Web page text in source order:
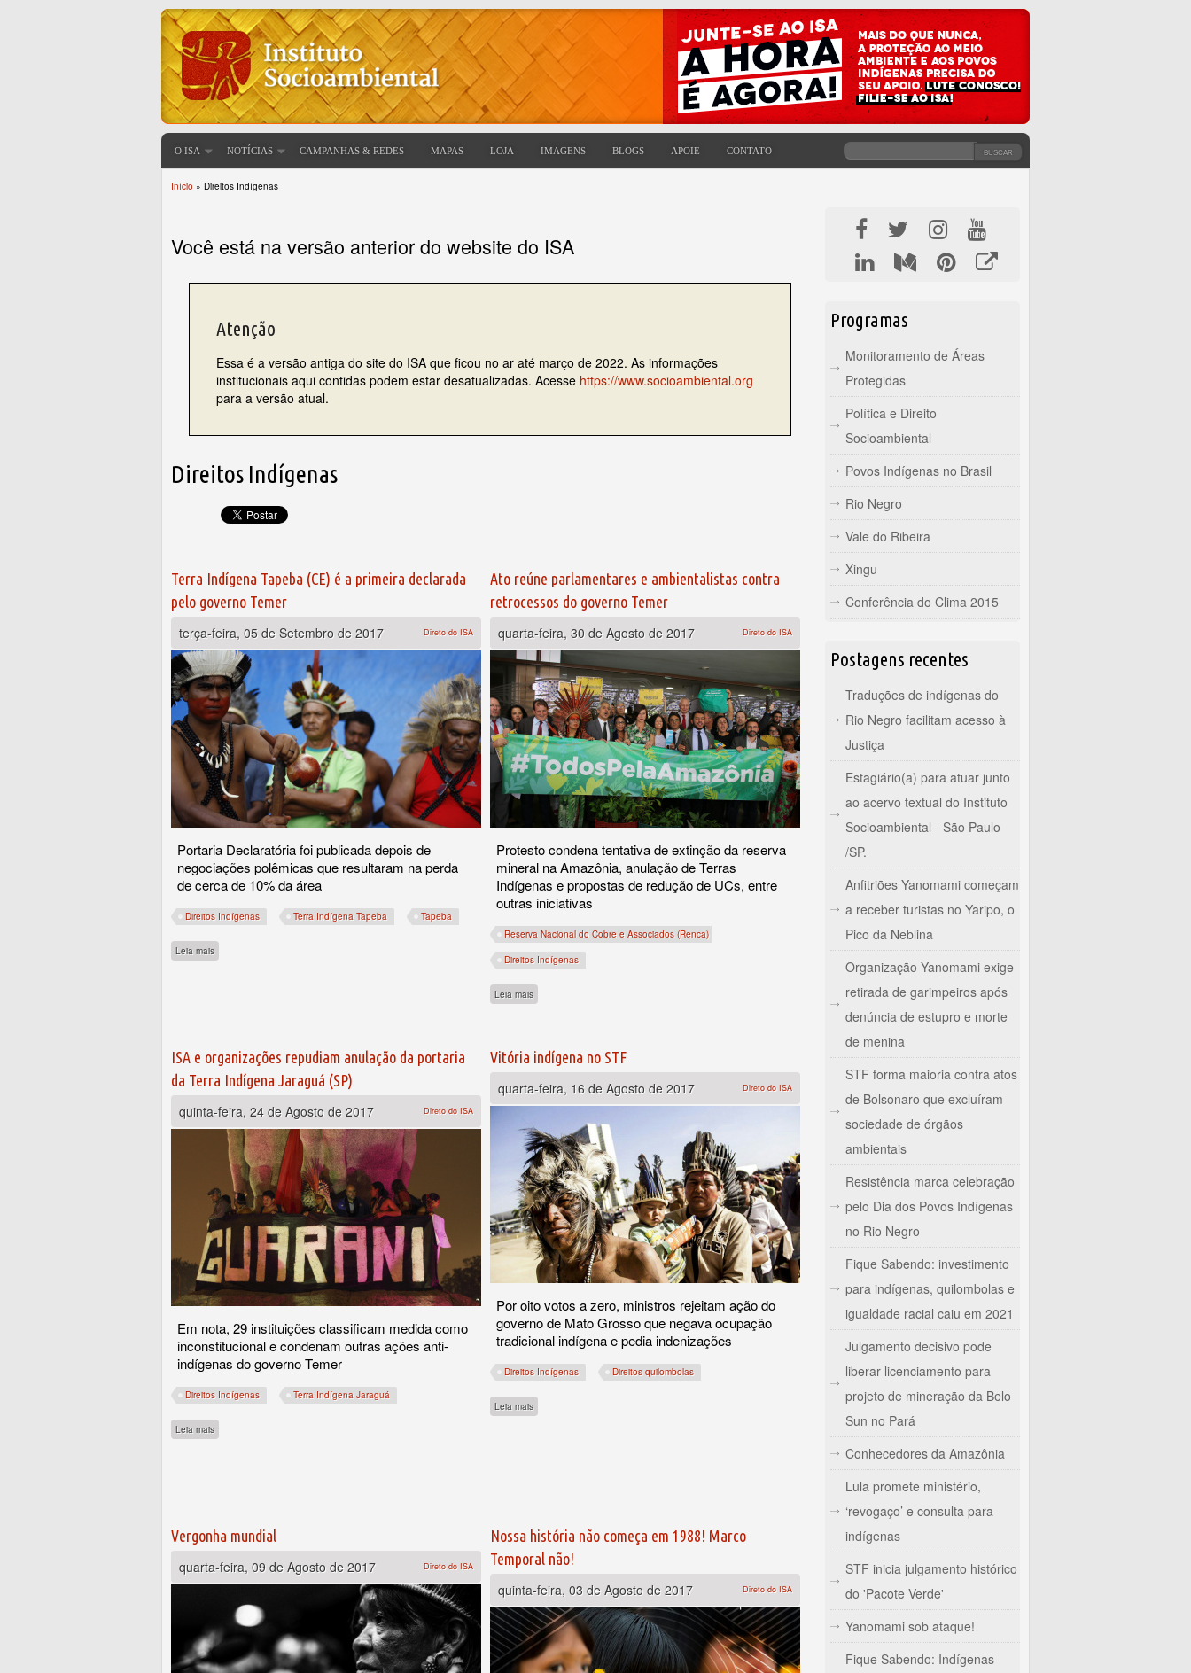
O ISA NOTÍCIAS CAMPANHAS & REDES MAPAS LOJA IMAGENS BLOGS APOIE CONTATO
FORMULÁRIO DE BUSCA
BUSCAR
Início » Direitos Indígenas
Você está na versão anterior do website do ISA
Atenção
Essa é a versão antiga do site do ISA que ficou no ar até março de 2022. As informações
institucionais aqui contidas podem estar desatualizadas. Acesse https://www.socioambiental.org
para a versão atual.
Direitos Indígenas
Terra Indígena Tapeba (CE) é a primeira declarada
pelo governo Temer
terça-feira, 05 de Setembro de 2017
Direto do ISA
Portaria Declaratória foi publicada depois de
negociações polêmicas que resultaram na perda
de cerca de 10% da área
Direitos Indígenas Terra Indígena Tapeba Tapeba
Leia mais
Ato reúne parlamentares e ambientalistas contra
retrocessos do governo Temer
quarta-feira, 30 de Agosto de 2017
Direto do ISA
Protesto condena tentativa de extinção da reserva
mineral na Amazônia, anulação de Terras
Indígenas e propostas de redução de UCs, entre
outras iniciativas
Reserva Nacional do Cobre e Associados (Renca)
Direitos Indígenas
Leia mais sobre Ato reúne parlamentares e ambientalistas contra retrocessos do governo Temer
ISA e organizações repudiam anulação da portaria
da Terra Indígena Jaraguá (SP)
quinta-feira, 24 de Agosto de 2017
Direto do ISA
Em nota, 29 instituições classificam medida como
inconstitucional e condenam outras ações anti-
indígenas do governo Temer
Direitos Indígenas Terra Indígena Jaraguá
Leia mais
Vitória indígena no STF
quarta-feira, 16 de Agosto de 2017
Direto do ISA
Por oito votos a zero, ministros rejeitam ação do
governo de Mato Grosso que negava ocupação
tradicional indígena e pedia indenizações
Direitos Indígenas Direitos quilombolas
Leia mais
Vergonha mundial
quarta-feira, 09 de Agosto de 2017
Direto do ISA
Nossa história não começa em 1988! Marco
Temporal não!
quinta-feira, 03 de Agosto de 2017
Direto do ISA
Páginas
Programas
Monitoramento de Áreas
Protegidas
Política e Direito
Socioambiental
Povos Indígenas no Brasil
Rio Negro
Vale do Ribeira
Xingu
Conferência do Clima 2015
Postagens recentes
Traduções de indígenas do
Rio Negro facilitam acesso à
Justiça
Estagiário(a) para atuar junto
ao acervo textual do Instituto
Socioambiental - São Paulo
/SP.
Anfitriões Yanomami começam
a receber turistas no Yaripo, o
Pico da Neblina
Organização Yanomami exige
retirada de garimpeiros após
denúncia de estupro e morte
de menina
STF forma maioria contra atos
de Bolsonaro que excluíram
sociedade de órgãos
ambientais
Resistência marca celebração
pelo Dia dos Povos Indígenas
no Rio Negro
Fique Sabendo: investimento
para indígenas, quilombolas e
igualdade racial caiu em 2021
Julgamento decisivo pode
liberar licenciamento para
projeto de mineração da Belo
Sun no Pará
Conhecedores da Amazônia
Lula promete ministério,
‘revogaço’ e consulta para
indígenas
STF inicia julgamento histórico
do 'Pacote Verde'
Yanomami sob ataque!
Fique Sabendo: Indígenas